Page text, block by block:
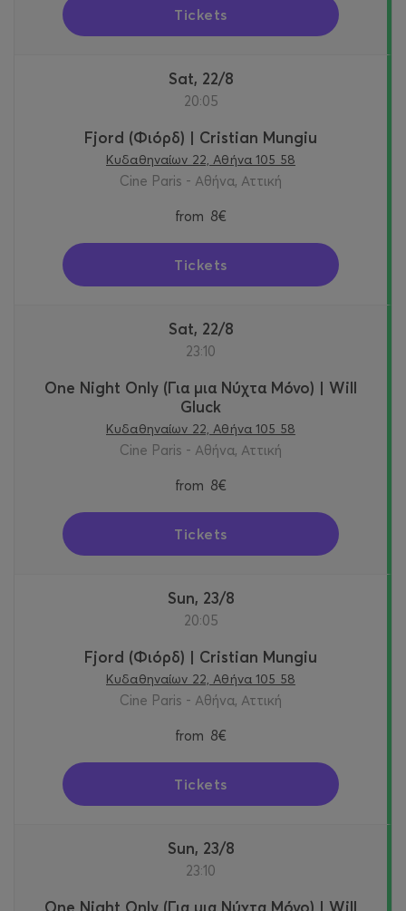
Tickets
Sat, 22/8
20:05
Fjord (Φιόρδ) | Cristian Mungiu
Κυδαθηναίων 22, Αθήνα 105 58
Cine Paris - Αθήνα, Αττική
from 8€
Tickets
Sat, 22/8
23:10
One Night Only (Για μια Νύχτα Μόνο) | Will
Gluck
Κυδαθηναίων 22, Αθήνα 105 58
Cine Paris - Αθήνα, Αττική
from 8€
Tickets
Sun, 23/8
20:05
Fjord (Φιόρδ) | Cristian Mungiu
Κυδαθηναίων 22, Αθήνα 105 58
Cine Paris - Αθήνα, Αττική
from 8€
Tickets
Sun, 23/8
23:10
One Night Only (Για μια Νύχτα Μόνο) | Will